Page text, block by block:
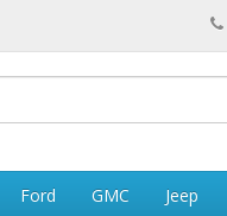
Ford GMC Jeep